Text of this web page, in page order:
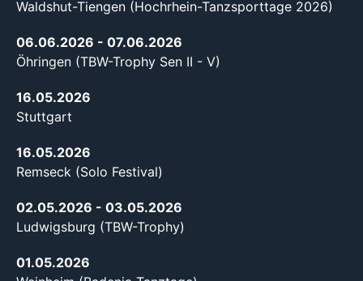
Waldshut-Tiengen (Hochrhein-Tanzsporttage 2026)
06.06.2026 - 07.06.2026
Öhringen (TBW-Trophy Sen II - V)
16.05.2026
Stuttgart
16.05.2026
Remseck (Solo Festival)
02.05.2026 - 03.05.2026
Ludwigsburg (TBW-Trophy)
01.05.2026